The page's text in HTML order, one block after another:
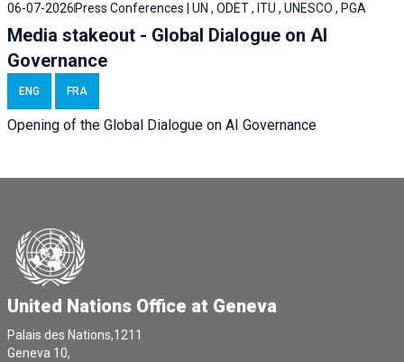
06-07-2026 Press Conferences | UN , ODET , ITU , UNESCO , PGA
Media stakeout - Global Dialogue on AI
Governance
ENG FRA
Opening of the Global Dialogue on AI Governance
United Nations Office at Geneva
Palais des Nations,1211
Geneva 10,